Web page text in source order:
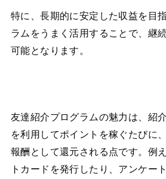
特に、長期的に安定した収益を目
ラムをうまく活用することで、継
可能となります。
友達紹介プログラムの魅力は、紹
を利用してポイントを稼ぐたびに
報酬として還元される点です。例
トカードを発行したり、アンケー